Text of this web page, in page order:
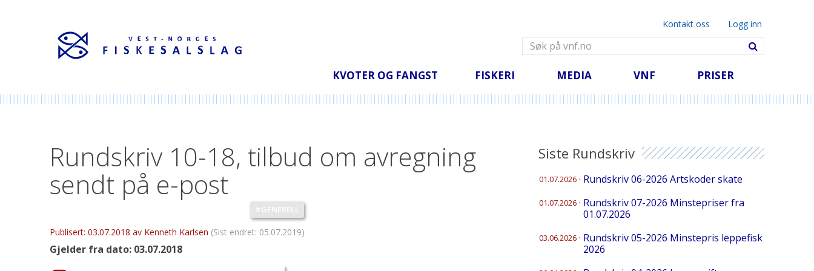
Kontakt oss Logg inn
KVOTER OG FANGST
2025 (rund vekt)
FISKERI
Tang og tare
Andre fiskeslag
Alle meldinger
MEDIA
Cookies
Linker
Webkamera
VNF
Informasjon og
disp. best. for salg
direkte til forbruker
Godkjente kaisalgPRISER
Gjennomsnittspriser
uke 32
Dagens
referansepriser.
Rundskriv 10-18, tilbud om avregning
sendt på e-post
#GENERELL
Publisert: 03.07.2018 av Kenneth Karlsen (Sist endret: 05.07.2019)
Gjelder fra dato: 03.07.2018
Siste Rundskriv
01.07.2026 · Rundskriv 06-2026 Artskoder skate
01.07.2026 · Rundskriv 07-2026 Minstepriser fra
01.07.2026
03.06.2026 · Rundskriv 05-2026 Minstepris leppefisk
2026